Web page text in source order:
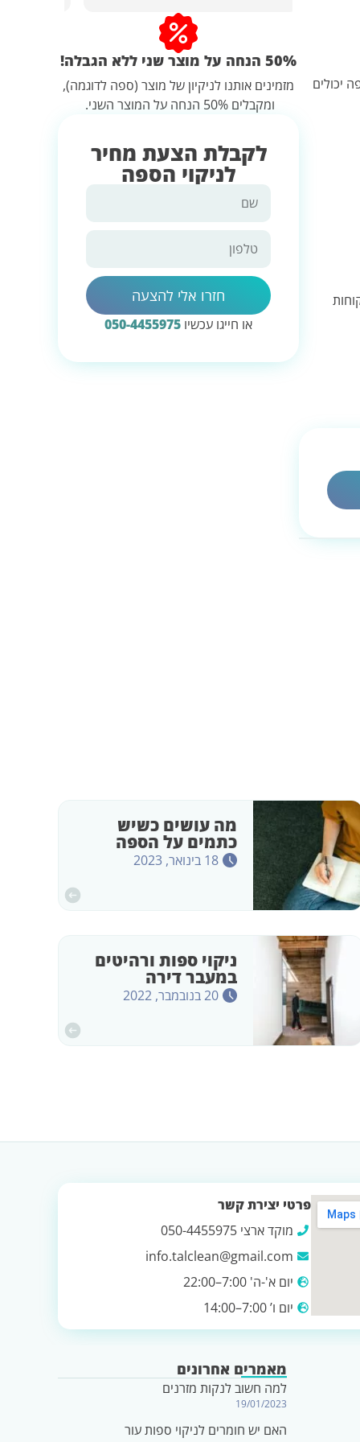
יכולים
agreed on a time and texted me
every ten minutes to let me
know where he was due to the
lateness of the traffic. Advise him
strongly.
50% הנחה על מוצר שני ללא הגבלה!
מזמינים אותנו לניקיון של מוצר (ספה לדוגמה),
ומקבלים 50% הנחה על המוצר השני.
לקבלת הצעת מחיר
לניקוי הספה
חזרו אלי להצעה
או חייגו עכשיו 050-4455975
מה עושים כשיש
כתמים על הספה
18 בינואר, 2023
ניקוי ספות ורהיטים
במעבר דירה
20 בנובמבר, 2022
פרטי יצירת קשר
מוקד ארצי 050-4455975
info.talclean@gmail.com
יום א'-ה' 7:00–22:00
יום ו’ 7:00–14:00
מאמרים אחרונים
למה חשוב לנקות מזרנים
19/01/2023
האם יש חומרים לניקוי ספות עור